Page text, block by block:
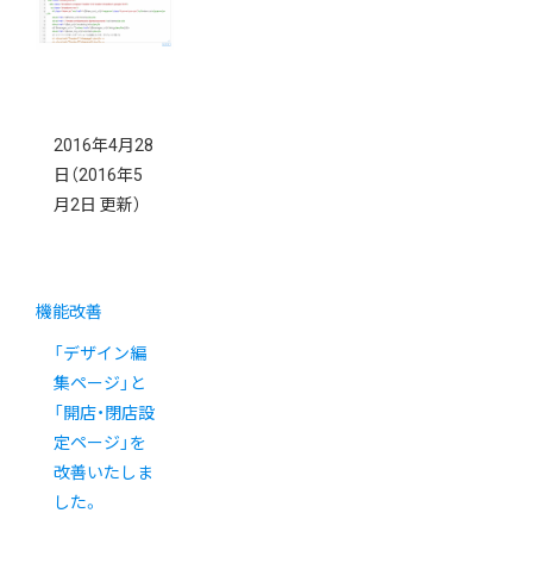
2016年4月28
日 （2016年5
月2日 更新）
機能改善
「デザイン編
集ページ」と
「開店・閉店設
定ページ」を
改善いたしま
した。